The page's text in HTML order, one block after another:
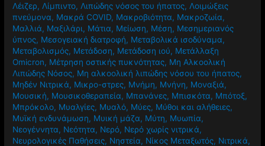
Λέιζερ, Λίμπιντο, Λιπώδης νόσος του ήπατος, Λοιμώξεις
πνεύμονα, Μακρά COVID, Μακροβιότητα, Μακροζωία,
Μαλλιά, Μαξιλάρι, Μάτια, Μείωση, Μέση, Μεσημεριανός
ύπνος, Μεσογειακή διατροφή, Μεταβολικά ισοδύναμα,
Μεταβολισμός, Μετάδοση, Μετάδοση ιού, Μετάλλαξη
Omicron, Μέτρηση οστικής πυκνότητας, Μη Αλκοολική
Λιπώδης Νόσος, Μη αλκοολική λιπώδης νόσου του ήπατος,
Μηδέν Νιτρικά, Μικρο-στρες, Μνήμη, Μνήνη, Μοναξιά,
Μουσική, Μουσικοθεραπεία, Μπανάνες, Μπισκότα, Μπότοξ,
Μπρόκολο, Μυαλγίες, Μυαλό, Μύες, Μύθοι και αλήθειες,
Μυϊκή ενδυνάμωση, Μυική μάζα, Μύτη, Μυωπία,
Νεογέννητα, Νεότητα, Νερό, Νερό χωρίς νιτρικά,
Νευρολογικές Παθήσεις, Νηστεία, Νίκος Μεταξωτός, Νιτρικά,